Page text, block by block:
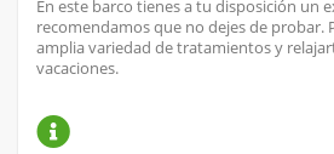
En este barco tienes a tu disposición un
recomendamos que no dejes de probar.
amplia variedad de tratamientos y
vacaciones.